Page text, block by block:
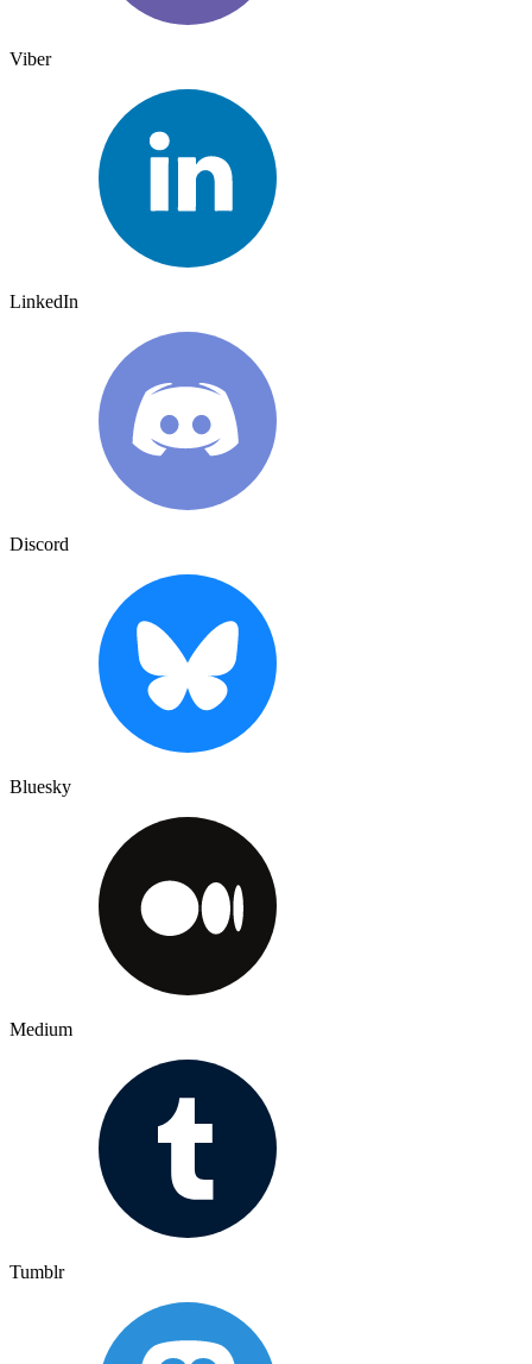
Viber
LinkedIn
Discord
Bluesky
Medium
Tumblr